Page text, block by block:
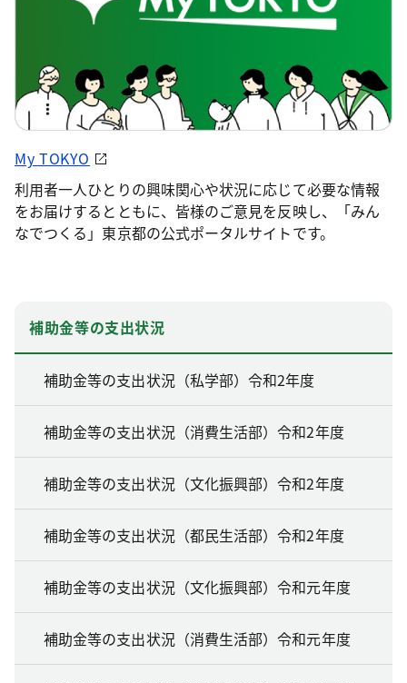
My TOKYO
利用者一人ひとりの興味関心や状況に応じて必要な情報
をお届けするとともに、皆様のご意見を反映し、「みん
なでつくる」東京都の公式ポータルサイトです。
補助金等の支出状況
補助金等の支出状況（私学部）令和2年度
補助金等の支出状況（消費生活部）令和2年度
補助金等の支出状況（文化振興部）令和2年度
補助金等の支出状況（都民生活部）令和2年度
補助金等の支出状況（文化振興部）令和元年度
補助金等の支出状況（消費生活部）令和元年度